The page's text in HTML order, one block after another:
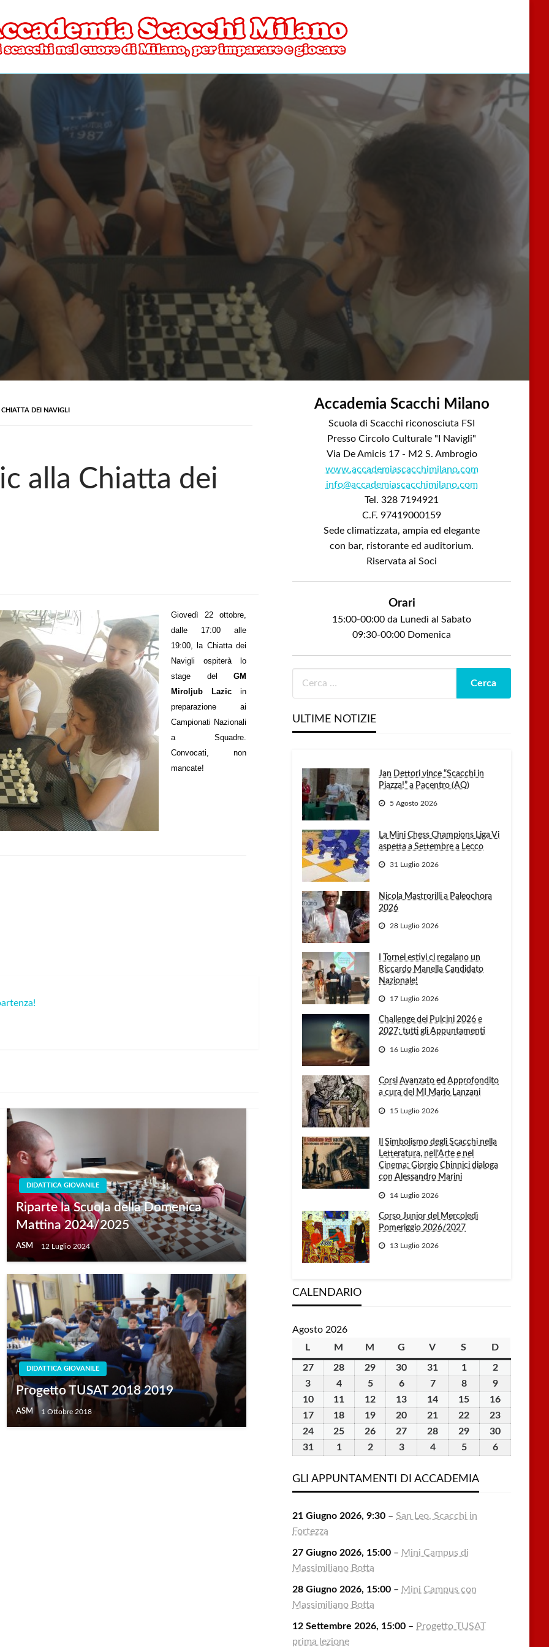
Scacchi Milano
di Milano
DEI NAVIGLI
alla Chiatta dei
Giovedì 22 ottobre,
dalle 17:00 alle
19:00, la Chiatta dei
Navigli ospiterà lo
stage delGM
Miroljub Lazic in
preparazione ai
Campionati Nazionali
a Squadre.
Convocati, non
mancate!
DIDATTICA GIOVANILE
Riparte la Scuola della Domenica
Mattina 2024/2025
ASM 12 Luglio 2024
DIDATTICA GIOVANILE
Progetto TUSAT 2018 2019
ASM 1 Ottobre 2018
Accademia Scacchi Milano
Scuola di Scacchi riconosciuta FSI
Presso Circolo Culturale "I Navigli"
Via De Amicis 17 - M2 S. Ambrogio
www.accademiascacchimilano.com
info@accademiascacchimilano.com
Tel. 328 7194921
C.F. 97419000159
Sede climatizzata, ampia ed elegante
con bar, ristorante ed auditorium.
Riservata ai Soci
Orari
15:00-00:00 da Lunedì al Sabato
09:30-00:00 Domenica
ULTIME NOTIZIE
Jan Dettori vince “Scacchi in
Piazza!” a Pacentro (AQ)
5 Agosto 2026
La Mini Chess Champions Liga Vi
aspetta a Settembre a Lecco
31 Luglio 2026
Nicola Mastrorilli a Paleochora
2026
28 Luglio 2026
I Tornei estivi ci regalano un
Riccardo Manella Candidato
Nazionale!
17 Luglio 2026
Challenge dei Pulcini 2026 e
2027: tutti gli Appuntamenti
16 Luglio 2026
Corsi Avanzato ed Approfondito
a cura del MI Mario Lanzani
15 Luglio 2026
Il Simbolismo degli Scacchi nella
Letteratura, nell’Arte e nel
Cinema: Giorgio Chinnici dialoga
con Alessandro Marini
14 Luglio 2026
Corso Junior del Mercoledì
Pomeriggio 2026/2027
13 Luglio 2026
CALENDARIO
Agosto 2026
L lunedìM martedì
M mercoledì
G giovedì
V venerdì
S sabatoDdomenica
2727
Luglio
2026
28
Luglio
2026
29
Luglio
2026
30
Luglio
2026
31
Luglio
2026
11
Agosto
2026
22
Agosto
2026
3
Agosto
2026
44
Agosto
2026
55
Agosto
2026
66
Agosto
2026
77
Agosto
2026
88
Agosto
2026
99
Agosto
2026
1010
Agosto
2026
11
Agosto
2026
12
Agosto
2026
13
Agosto
2026
14
Agosto
2026
15
Agosto
2026
16
1717
Agosto
18
Agosto
19
Agosto
20
Agosto
21
Agosto
22
Agosto
23
2424
Agosto
25
Agosto
26
Agosto
27
Agosto
28
Agosto
29
Agosto
30
3131
2026
11
2026
22
2026
33
2026
44
2026
55
2026
66
GLI APPUNTAMENTI DI ACCADEMIA
21 Giugno 2026, 9:30 –San Leo, Scacchi in
Fortezza
27 Giugno 2026, 15:00 – Mini Campus di
Massimiliano Botta
28 Giugno 2026, 15:00 – Mini Campus con
Massimiliano Botta
12 Settembre 2026, 15:00 – Progetto TUSAT
prima lezione